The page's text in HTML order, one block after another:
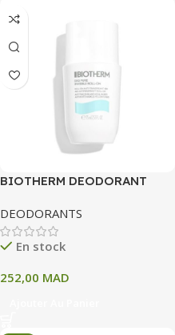
BIOTHERM DEODORANT
ON 48H 75 ML
DEODORANTS
En stock
252,00 MAD